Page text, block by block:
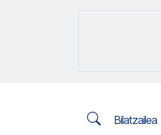
Bilatzailea